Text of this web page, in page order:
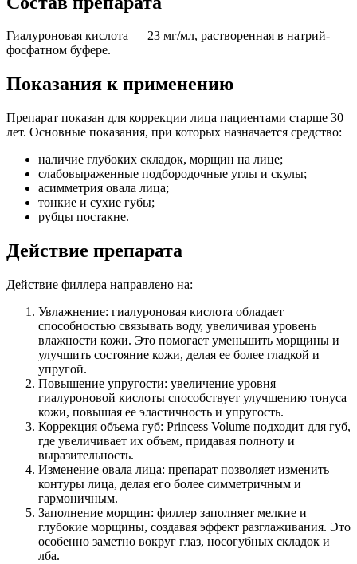
Гиалуроновая кислота — 23 мг/мл, растворенная в натрий-
фосфатном буфере.
Показания к применению
Препарат показан для коррекции лица пациентами старше 30
лет. Основные показания, при которых назначается средство:
наличие глубоких складок, морщин на лице;
слабовыраженные подбородочные углы и скулы;
асимметрия овала лица;
тонкие и сухие губы;
рубцы постакне.
Действие препарата
Действие филлера направлено на:
Увлажнение: гиалуроновая кислота обладает
способностью связывать воду, увеличивая уровень
влажности кожи. Это помогает уменьшить морщины и
улучшить состояние кожи, делая ее более гладкой и
упругой.
Повышение упругости: увеличение уровня
гиалуроновой кислоты способствует улучшению тонуса
кожи, повышая ее эластичность и упругость.
Коррекция объема губ: Princess Volume подходит для губ,
где увеличивает их объем, придавая полноту и
выразительность.
Изменение овала лица: препарат позволяет изменить
контуры лица, делая его более симметричным и
гармоничным.
Заполнение морщин: филлер заполняет мелкие и
глубокие морщины, создавая эффект разглаживания. Это
особенно заметно вокруг глаз, носогубных складок и
лба.